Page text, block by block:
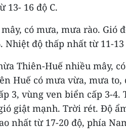
13- 16 độ C.
có mưa, mưa rào. Gió
Nhiệt độ thấp nhất từ 11-
Thiên-Huế nhiều mây,
Huế có mưa vừa, mưa
3, vùng ven biển cấp 3-
giật mạnh. Trời rét. Độ
nhất từ 17-20 độ, phía